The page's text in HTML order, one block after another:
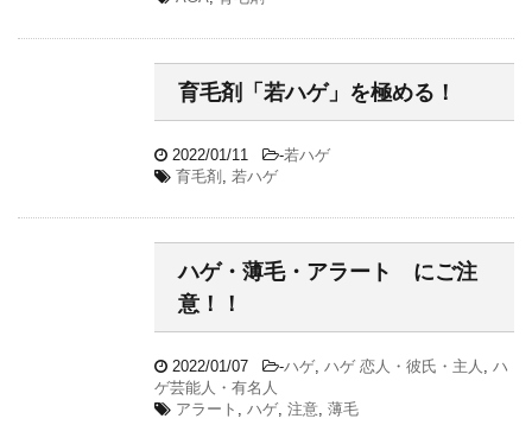
育毛剤「若ハゲ」を極める！
2022/01/11 -若ハゲ
育毛剤
若ハゲ
ハゲ・薄毛・アラート にご注
意！！
2022/01/07 -ハゲ ハゲ 恋人・彼氏・主人
ハ
ゲ芸能人・有名人
アラート
ハゲ 注意 薄毛